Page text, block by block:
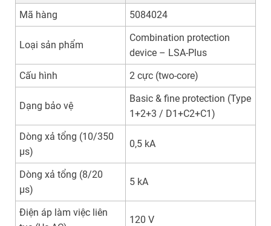
Mã hàng 5084024
Loại sản phẩm
Combination protection
device – LSA-Plus
Cấu hình
2 cực (two-core)
Dạng bảo vệ
Basic & fine protection (Type
1+2+3 / D1+C2+C1)
Dòng xả tổng (10/350
µs)
0,5 kA
Dòng xả tổng (8/20
µs)
5 kA
Điện áp làm việc liên
120 V